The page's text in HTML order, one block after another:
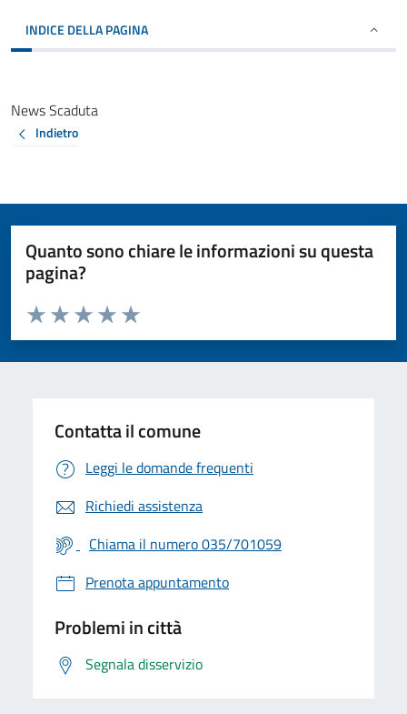
INDICE DELLA PAGINA
News Scaduta
Indietro
Quanto sono chiare le informazioni su questa
pagina?
Valuta da 1 a 5 stelle la pagina
Valuta 5 stelle su 5
Valuta 4 stelle su 5
Valuta 3 stelle su 5
Valuta 2 stelle su 5
Valuta 1 stelle su 5
Contatta il comune
Leggi le domande frequenti
Richiedi assistenza
Chiama il numero 035/701059
Prenota appuntamento
Problemi in città
Segnala disservizio